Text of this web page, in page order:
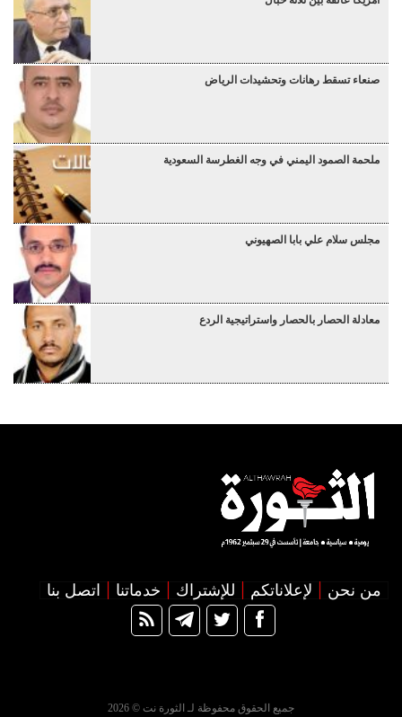
صنعاء تسقط رهانات وتحشيدات الرياض
ملحمة الصمود اليمني في وجه الغطرسة السعودية
مجلس سلام علي بابا الصهيوني
معادلة الحصار بالحصار واستراتيجية الردع
من نحن لإعلاناتكم للإشتراك خدماتنا اتصل بنا
جميع الحقوق محفوظة لـ الثورة نت © 2026